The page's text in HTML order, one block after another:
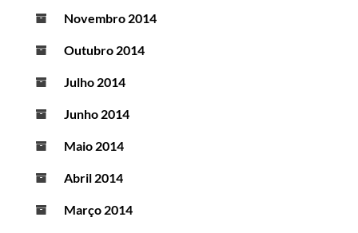
Novembro 2014
Outubro 2014
Julho 2014
Junho 2014
Maio 2014
Abril 2014
Março 2014